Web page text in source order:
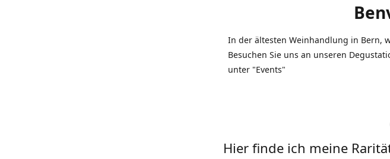
In der ältesten Weinhandlung in Bern,
Besuchen Sie uns an unseren
unter "Events"
Hier finde ich meine